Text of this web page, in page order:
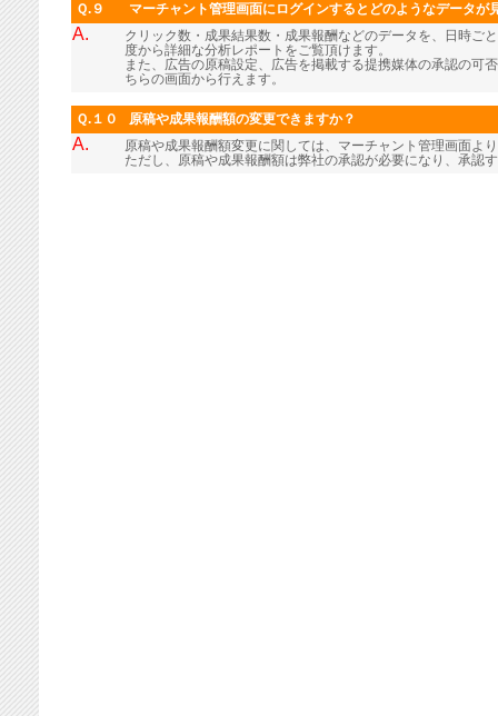
Ｑ.９ マーチャント管理画面にログインするとどのようなデータが
A.
クリック数・成果結果数・成果報酬などのデータを、日時ご
度から詳細な分析レポートをご覧頂けます。
また、広告の原稿設定、広告を掲載する提携媒体の承認の可
ちらの画面から行えます。
Ｑ.１０ 原稿や成果報酬額の変更できますか？
A.
原稿や成果報酬額変更に関しては、マーチャント管理画面よ
ただし、原稿や成果報酬額は弊社の承認が必要になり、承認